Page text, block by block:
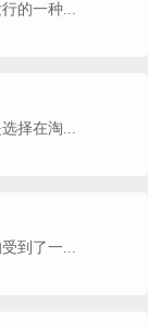
的一种...
择在淘...
到了一...